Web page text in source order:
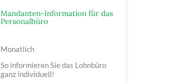
Mandanten-Information für das
Personalbüro
Monatlich
So informieren Sie das Lohnbüro
ganz individuell!